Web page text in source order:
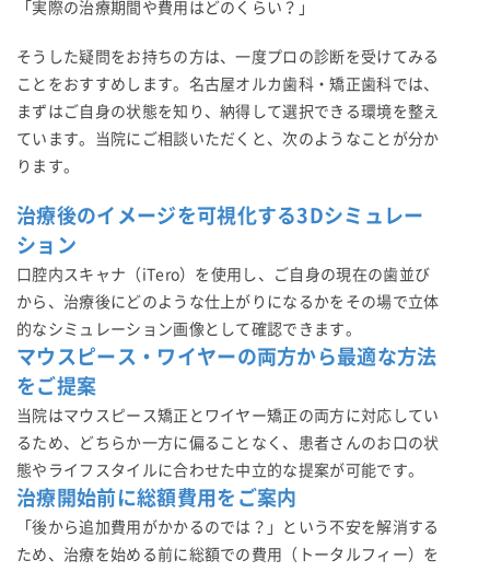
「実際の治療期間や費用はどのくらい？」
そうした疑問をお持ちの方は、一度プロの診断を受けてみる
ことをおすすめします。名古屋オルカ歯科・矯正歯科では、
まずはご自身の状態を知り、納得して選択できる環境を整え
ています。当院にご相談いただくと、次のようなことが分か
ります。
治療後のイメージを可視化する3Dシミュレー
ション
口腔内スキャナ（iTero）を使用し、ご自身の現在の歯並び
から、治療後にどのような仕上がりになるかをその場で立体
的なシミュレーション画像として確認できます。
マウスピース・ワイヤーの両方から最適な方法
をご提案
当院はマウスピース矯正とワイヤー矯正の両方に対応してい
るため、どちらか一方に偏ることなく、患者さんのお口の状
態やライフスタイルに合わせた中立的な提案が可能です。
治療開始前に総額費用をご案内
「後から追加費用がかかるのでは？」という不安を解消する
ため、治療を始める前に総額での費用（トータルフィー）を